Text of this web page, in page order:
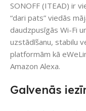
SONOFF (ITEAD) ir
“dari pats” viedās
daudzpusīgās Wi-Fi
uzstādīšanu, stabilu
platformām kā
Amazon Alexa.
Galvenās